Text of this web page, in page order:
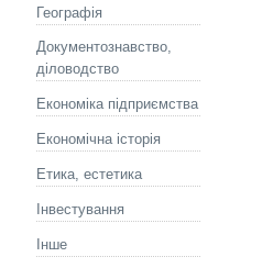
Географія
Документознавство,
діловодство
Економіка підприємства
Економічна історія
Етика, естетика
Інвестування
Інше